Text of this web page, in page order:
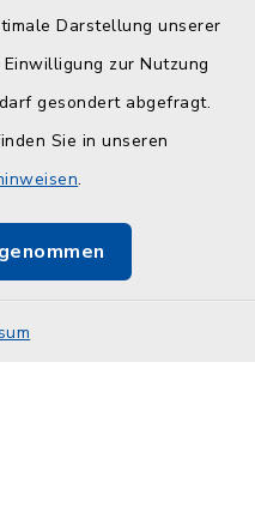
Darstellung unserer
zur Nutzung
gesondert abgefragt.
Sie in unseren
.